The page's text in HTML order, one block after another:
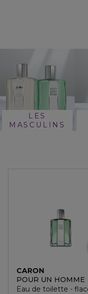
LES
MASCULINS
CARON
POUR UN HOMME
Eau de toilette -